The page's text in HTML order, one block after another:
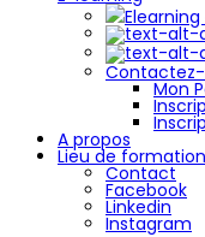
Mon
A propos
Lieu de formation
Contact
Facebook
Linkedin
Instagram